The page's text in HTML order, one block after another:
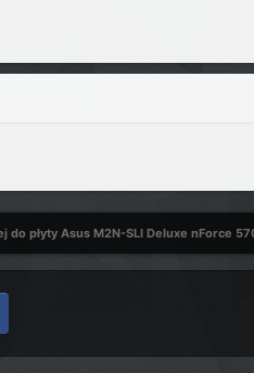
do płyty Asus M2N-SLI Deluxe nForce